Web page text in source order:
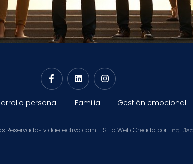
personal Familia Gestión emocional
Reservados vidaefectiva.com. | Sitio Web Creado por: Ing.